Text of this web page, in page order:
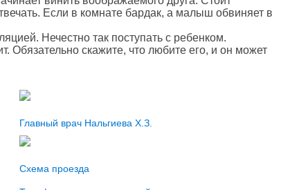
Если в комнате бардак, а малыш обвиняет в
Нечестно так поступать с ребенком.
Обязательно скажите, что любите его, и он может
Главный врач Нальгиева Х.З.
Схема проезда